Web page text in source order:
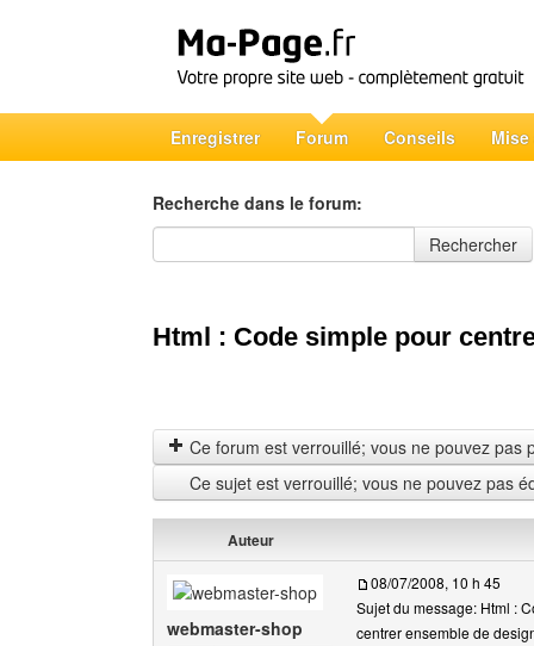
Enregistrer Forum Conseils Mise
Recherche dans le forum:
Recherche dans le forum
Rechercher
Html : Code simple pour
Ce forum est verrouillé; vous ne pouvez pas
Ce sujet est verrouillé; vous ne pouvez pas
Auteur
webmaster-shop
08/07/2008, 10 h 45
Sujet du message: Html :
centrer ensemble de